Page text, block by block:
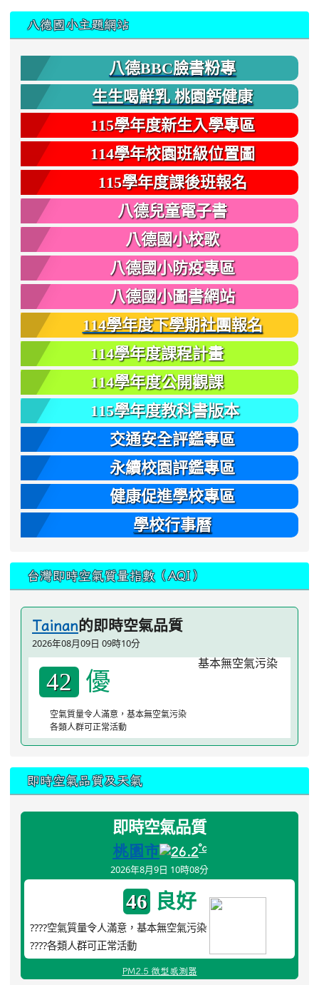
八德國小主題網站
八德BBC臉書粉專
生生喝鮮乳 桃園鈣健康
115學年度新生入學專區
114學年校園班級位置圖
115學年度課後班報名
八德兒童電子書
八德國小校歌
八德國小防疫專區
八德國小圖書網站
114學年度下學期社團報名
114學年度課程計畫
114學年度公開觀課
115學年度教科書版本
交通安全評鑑專區
永續校園評鑑專區
健康促進學校專區
學校行事曆
台灣即時空氣質量指數（AQI）
Tainan的即時空氣品質
2026年08月09日 09時10分
42 優
空氣質量令人滿意，基本無空氣污染
各類人群可正常活動
即時空氣品質及天氣
即時空氣品質
桃園市 26.2°c
2026年8月9日 10時08分
46 良好
????空氣質量令人滿意，基本無空氣污染
????各類人群可正常活動
PM2.5 微型感測器